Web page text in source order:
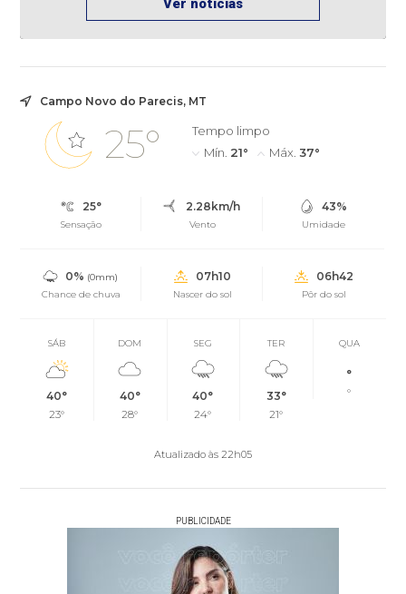
Ver notícias
Campo Novo do Parecis, MT
25°
Tempo limpo
Mín. 21° Máx. 37°
25°
Sensação
2.28km/h
Vento
43%
Umidade
0% (0mm)
Chance de chuva
07h10
Nascer do sol
06h42
Pôr do sol
SÁB
40°
23°
DOM
40°
28°
SEG
40°
24°
TER
33°
21°
QUA
°
°
Atualizado às 22h05
PUBLICIDADE